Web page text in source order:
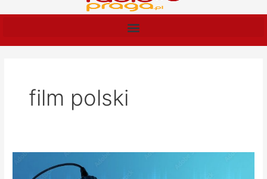
film polski
Konkursu